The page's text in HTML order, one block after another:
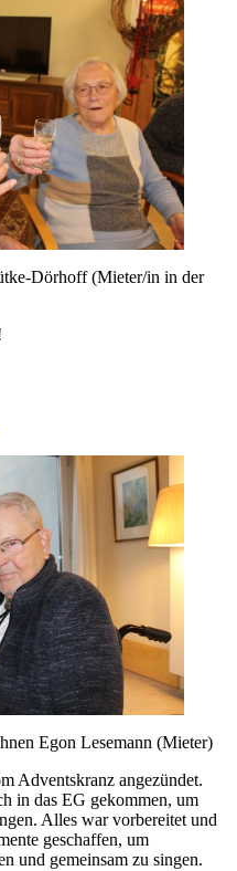
Dörhoff (Mieter/in in der
Egon Lesemann (Mieter)
Adventskranz angezündet.
in das EG gekommen, um
Alles war vorbereitet und
geschaffen, um
und gemeinsam zu singen.